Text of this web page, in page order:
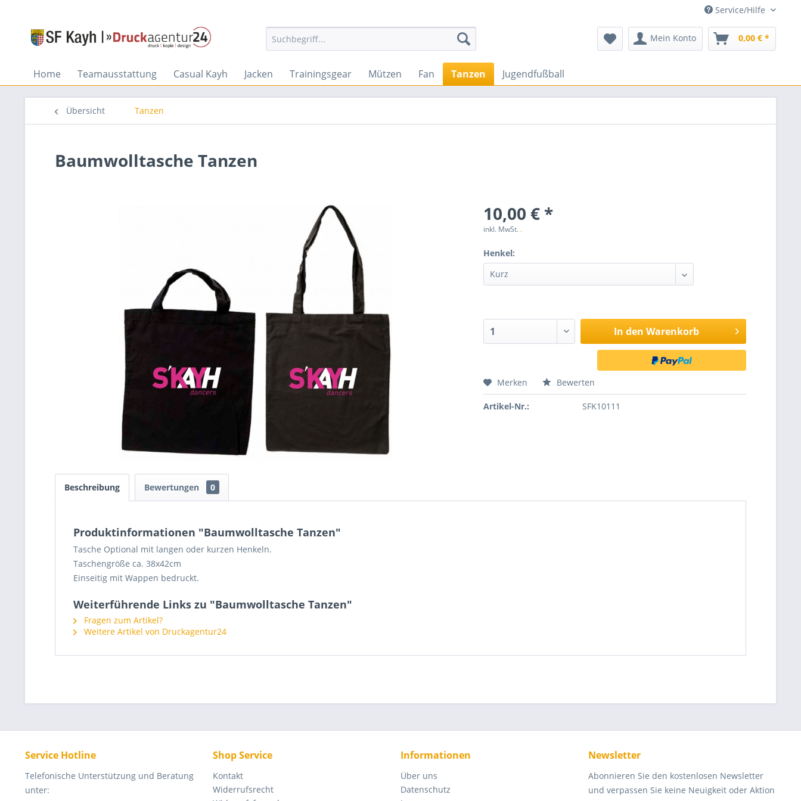
Service/Hilfe
Mein Konto 0,00 € *
Home Teamausstattung Casual Kayh Jacken Trainingsgear Mützen Fan Tanzen Jugendfußball
Übersicht Tanzen
Baumwolltasche Tanzen
10,00 € *
inkl. MwSt. .
Henkel:
In den Warenkorb
Merken Bewerten
Artikel-Nr.: SFK10111
Beschreibung Bewertungen 0
Produktinformationen "Baumwolltasche Tanzen"
Tasche Optional mit langen oder kurzen Henkeln.
Taschengröße ca. 38x42cm
Einseitig mit Wappen bedruckt.
Weiterführende Links zu "Baumwolltasche Tanzen"
Fragen zum Artikel?
Weitere Artikel von Druckagentur24
Service Hotline
Telefonische Unterstützung und Beratung
unter:
Shop Service
Kontakt
Widerrufsrecht
Informationen
Über uns
Datenschutz
Newsletter
Abonnieren Sie den kostenlosen Newsletter
und verpassen Sie keine Neuigkeit oder Aktion